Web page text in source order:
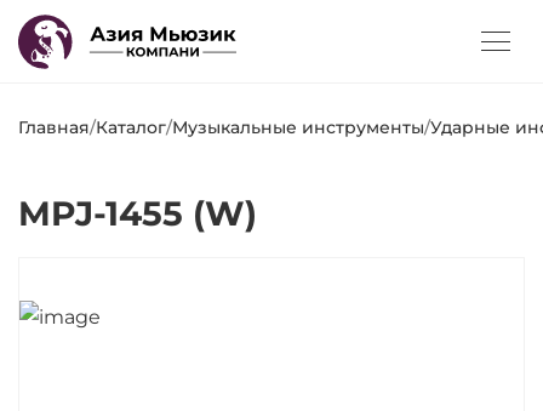
Главная/Каталог/Музыкальные инструменты/Ударные
MPJ-1455 (W)